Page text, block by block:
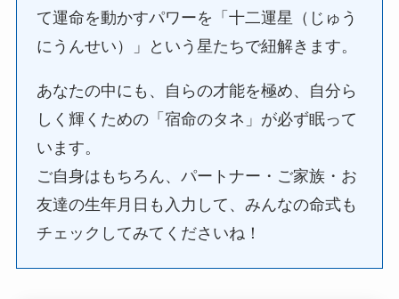
て運命を動かすパワーを「十二運星（じゅう
にうんせい）」という星たちで紐解きます。
あなたの中にも、自らの才能を極め、自分ら
しく輝くための「宿命のタネ」が必ず眠って
います。
ご自身はもちろん、パートナー・ご家族・お
友達の生年月日も入力して、みんなの命式も
チェックしてみてくださいね！